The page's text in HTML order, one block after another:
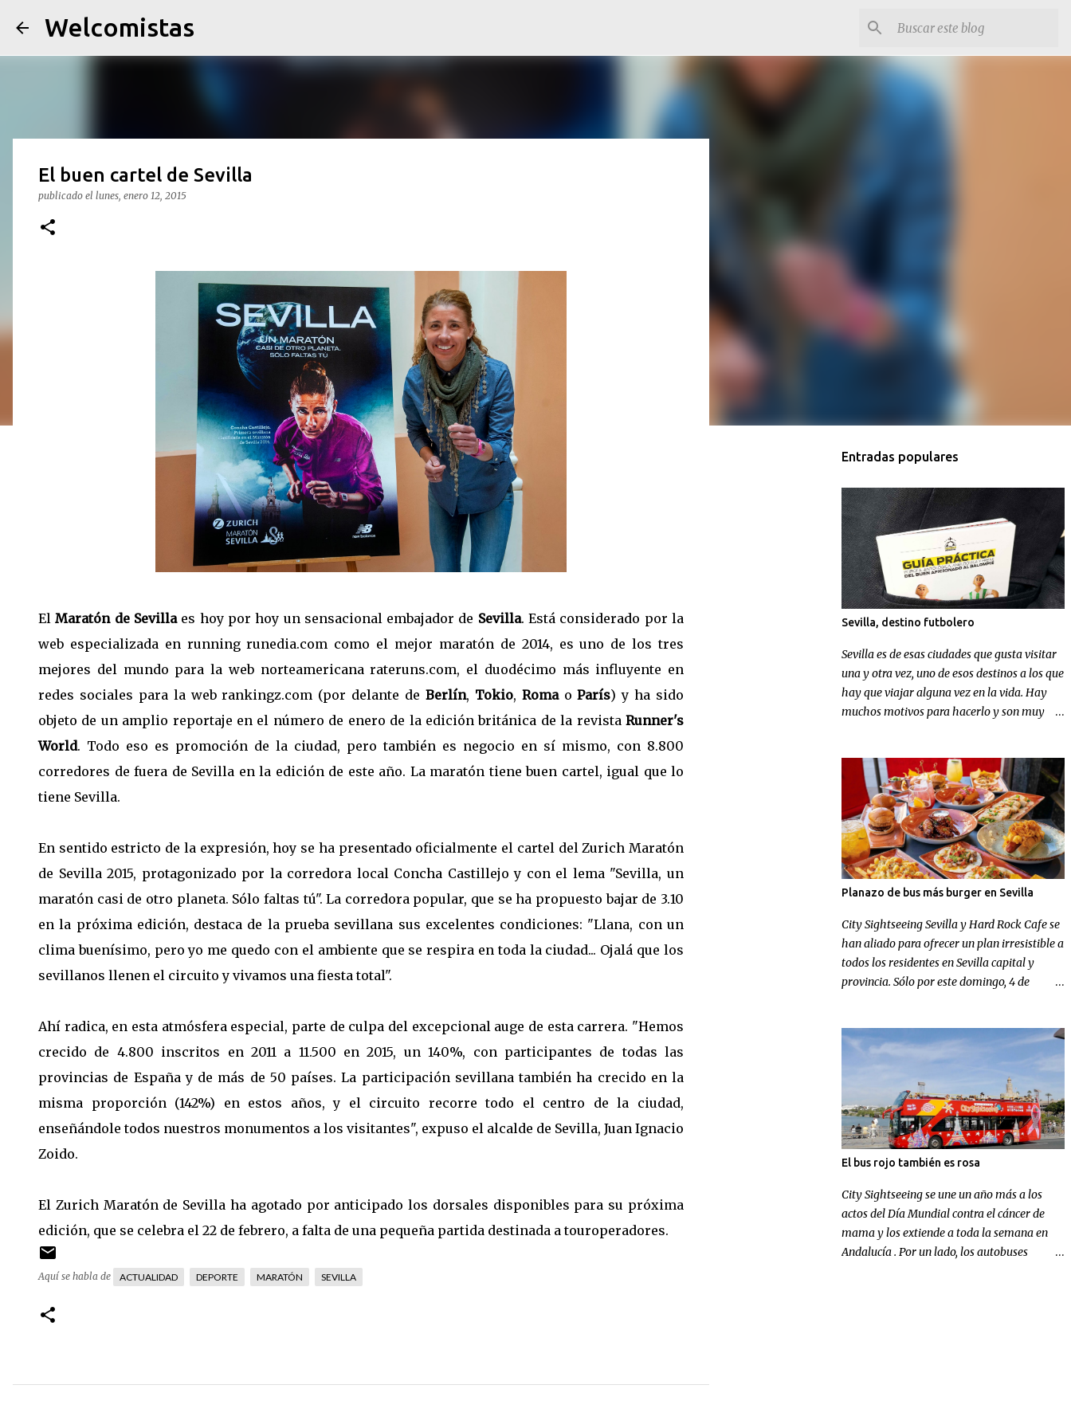
Welcomistas
El buen cartel de Sevilla
publicado el lunes, enero 12, 2015
ElMaratón de Sevillaes hoy por hoy un sensacional embajador de Sevilla. Está considerado por la
web especializada en runningrunedia.com como el mejor maratón de 2014, es uno de los tres
mejores del mundo para la web norteamericanarateruns.com, el duodécimo más influyente en
redes sociales para la webrankingz.com (por delante de Berlín, Tokio, RomaoParís) y ha sido
objeto de un amplio reportaje en el número de enero de la edición británica de la revista Runner's
World. Todo eso es promoción de la ciudad, pero también es negocio en sí mismo, con 8.800
corredores de fuera de Sevilla en la edición de este año. La maratón tiene buen cartel, igual que lo
tiene Sevilla.
En sentido estricto de la expresión, hoy se ha presentado oficialmente el cartel del Zurich Maratón
de Sevilla 2015, protagonizado por la corredora local Concha Castillejo y con el lema "Sevilla, un
maratón casi de otro planeta. Sólo faltas tú". La corredora popular, que se ha propuesto bajar de 3.10
en la próxima edición, destaca de la prueba sevillana sus excelentes condiciones: "Llana, con un
clima buenísimo, pero yo me quedo con el ambiente que se respira en toda la ciudad... Ojalá que los
sevillanos llenen el circuito y vivamos una fiesta total".
Ahí radica, en esta atmósfera especial, parte de culpa del excepcional auge de esta carrera. "Hemos
crecido de 4.800 inscritos en 2011 a 11.500 en 2015, un 140%, con participantes de todas las
provincias de España y de más de 50 países. La participación sevillana también ha crecido en la
misma proporción (142%) en estos años, y el circuito recorre todo el centro de la ciudad,
enseñándole todos nuestros monumentos a los visitantes", expuso el alcalde de Sevilla, Juan Ignacio
Zoido.
El Zurich Maratón de Sevilla ha agotado por anticipado los dorsales disponibles para su próxima
edición, que se celebra el 22 de febrero, a falta de una pequeña partida destinada a touroperadores.
Aquí se habla de ACTUALIDAD DEPORTE MARATÓN SEVILLA
Entradas populares
Sevilla, destino futbolero
Sevilla es de esas ciudades que gusta visitar
una y otra vez, uno de esos destinos a los que
hay que viajar alguna vez en la vida. Hay
muchos motivos para hacerlo y son muy
el fútbol en Sevilla .
Planazo de bus más burger en Sevilla
City Sightseeing Sevilla y Hard Rock Cafe se
han aliado para ofrecer un plan irresistible a
todos los residentes en Sevilla capital y
provincia. Sólo por este domingo, 4 de
panorámico más un menú en Hard Rock
Cafe por el increíble precio de 9,99 euros.
El bus rojo también es rosa
City Sightseeing se une un año más a los
actos del Día Mundial contra el cáncer de
mama y los extiende a toda la semana en
Andalucía . Por un lado, los autobuses